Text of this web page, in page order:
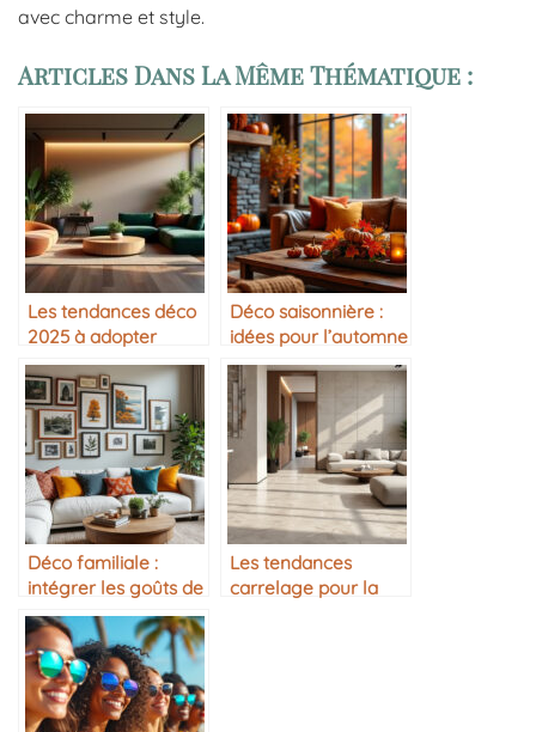
avec charme et style.
Articles Dans La Même Thématique :
Les tendances déco
2025 à adopter
Déco saisonnière :
idées pour l’automne
Déco familiale :
intégrer les goûts de
chacun
Les tendances
carrelage pour la